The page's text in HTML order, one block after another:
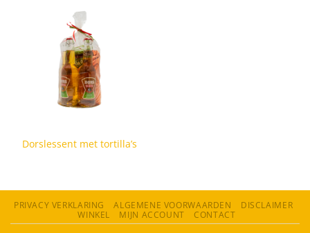
Dorslessent met tortilla’s
PRIVACY VERKLARING ALGEMENE VOORWAARDEN
DISCLAIMER
WINKEL
MIJN ACCOUNT CONTACT